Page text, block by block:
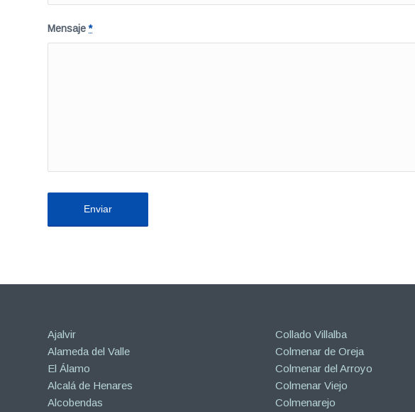
Mensaje*
Ajalvir
Alameda del Valle
El Álamo
Alcalá de Henares
Alcobendas
Collado Villalba
Colmenar de Oreja
Colmenar del Arroyo
Colmenar Viejo
Colmenarejo